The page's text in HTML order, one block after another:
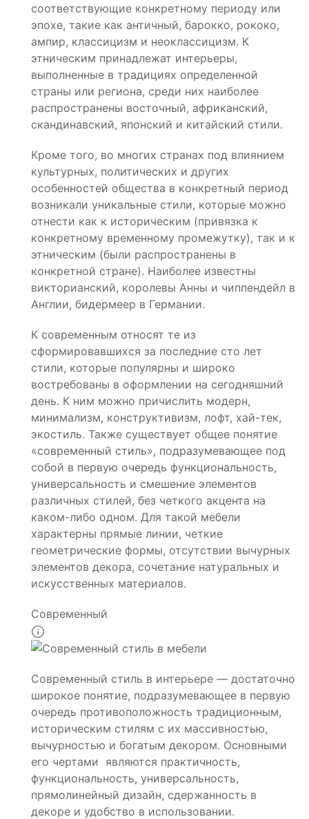
соответствующие конкретному периоду или
эпохе, такие как античный, барокко, рококо,
ампир, классицизм и неоклассицизм. К
этническим принадлежат интерьеры,
выполненные в традициях определенной
страны или региона, среди них наиболее
распространены восточный, африканский,
скандинавский, японский и китайский стили.
Кроме того, во многих странах под влиянием
культурных, политических и других
особенностей общества в конкретный период
возникали уникальные стили, которые можно
отнести как к историческим (привязка к
конкретному временному промежутку), так и к
этническим (были распространены в
конкретной стране). Наиболее известны
викторианский, королевы Анны и чиппендейл в
Англии, бидермеер в Германии.
К современным относят те из
сформировавшихся за последние сто лет
стили, которые популярны и широко
востребованы в оформлении на сегодняшний
день. К ним можно причислить модерн,
минимализм, конструктивизм, лофт, хай-тек,
экостиль. Также существует общее понятие
«современный стиль», подразумевающее под
собой в первую очередь функциональность,
универсальность и смешение элементов
различных стилей, без четкого акцента на
каком-либо одном. Для такой мебели
характерны прямые линии, четкие
геометрические формы, отсутствии вычурных
элементов декора, сочетание натуральных и
искусственных материалов.
Современный
Современный стиль в интерьере — достаточно
широкое понятие, подразумевающее в первую
очередь противоположность традиционным,
историческим стилям с их массивностью,
вычурностью и богатым декором. Основными
его чертами являются практичность,
функциональность, универсальность,
прямолинейный дизайн, сдержанность в
декоре и удобство в использовании.